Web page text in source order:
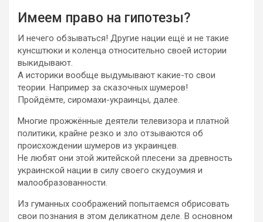
Имеем право на гипотезы?
И нечего обзываться! Другие нации ещё и не такие
кунсштюки и коленца относительно своей истории
выкидывают.
А историки вообще выдумывают какие-то свои
теории. Например за сказочных шумеров!
Пройдёмте, сиромахи-украинцы, далее.
Многие прожжённые деятели телевизора и платной
политики, крайне резко и зло отзываются об
происхождении шумеров из украинцев.
Не любят они этой житейской плесени за древность
украинской нации в силу своего скудоумия и
малообразованности.
Из гуманных соображений попытаемся обрисовать
свои познания в этом деликатном деле. В основном